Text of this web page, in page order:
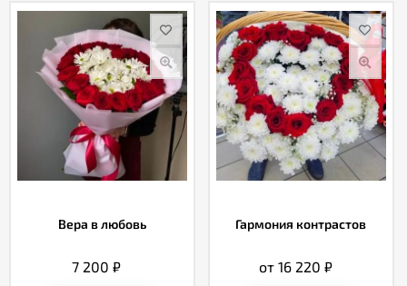
Вера в любовь
7 200₽
Гармония контрастов
от 16 220 ₽